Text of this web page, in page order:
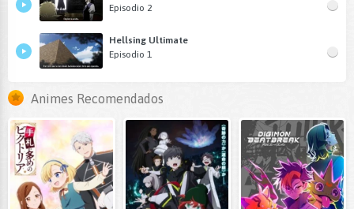
Episodio 2
Hellsing Ultimate
Episodio 1
Animes Recomendados